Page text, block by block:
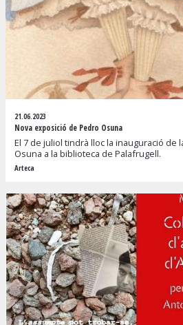
21.06.2023
Nova exposició de Pedro Osuna
El 7 de juliol tindrà lloc la inauguració de
Osuna a la biblioteca de Palafrugell.
Arteca